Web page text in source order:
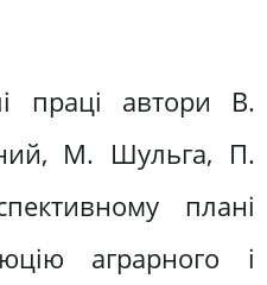
праці автори В.
М. Шульга, П.
плані
аграрного і